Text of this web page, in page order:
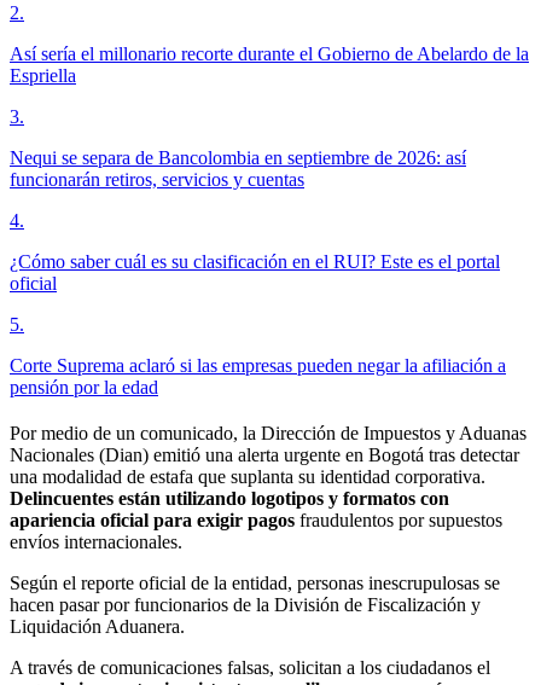
2.
Así sería el millonario recorte durante el Gobierno de Abelardo de la
Espriella
3.
Nequi se separa de Bancolombia en septiembre de 2026: así
funcionarán retiros, servicios y cuentas
4.
¿Cómo saber cuál es su clasificación en el RUI? Este es el portal
oficial
5.
Corte Suprema aclaró si las empresas pueden negar la afiliación a
pensión por la edad
Por medio de un comunicado, la Dirección de Impuestos y Aduanas
Nacionales (Dian) emitió una alerta urgente en Bogotá tras detectar
una modalidad de estafa que suplanta su identidad corporativa.
Delincuentes están utilizando logotipos y formatos con
apariencia oficial para exigir pagos fraudulentos por supuestos
envíos internacionales.
Según el reporte oficial de la entidad, personas inescrupulosas se
hacen pasar por funcionarios de la División de Fiscalización y
Liquidación Aduanera.
A través de comunicaciones falsas, solicitan a los ciudadanos el